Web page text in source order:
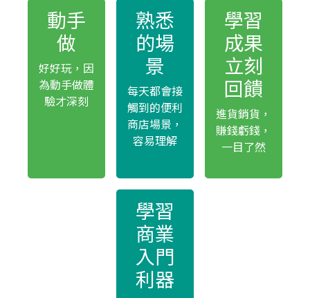
動手
做
好好玩，因
為動手做體
驗才深刻
熟悉
的場
景
每天都會接
觸到的便利
商店場景，
容易理解
學習
成果
立刻
回饋
進貨銷貨，
賺錢虧錢，
一目了然
學習
商業
入門
利器